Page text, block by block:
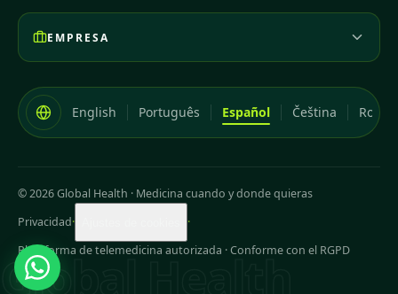
EMPRESA
English Português Español Čeština
© 2026 Global Health · Medicina cuando y donde quieras
Privacidad·
·
Plataforma de telemedicina autorizada · Conforme con el RGPD
Global Health